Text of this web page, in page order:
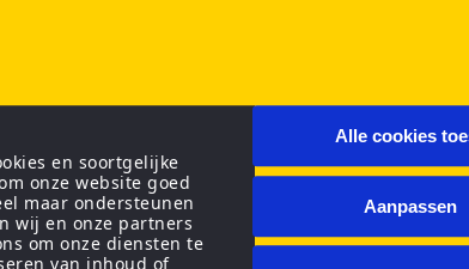
en soortgelijke
onze website goed
maar ondersteunen
wij en onze partners
om onze diensten te
van inhoud of
Alle cookies
Aanpassen